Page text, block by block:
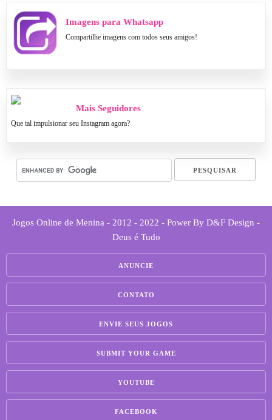
Imagens para Whatsapp
Compartilhe imagens com todos seus amigos!
Mais Seguidores
Que tal impulsionar seu Instagram agora?
Jogos Online de Menina - 2012 - 2022 - Power By D&F Design -
Deus é Tudo
ANUNCIE
CONTATO
ENVIE SEUS JOGOS
SUBMIT YOUR GAME
YOUTUBE
FACEBOOK